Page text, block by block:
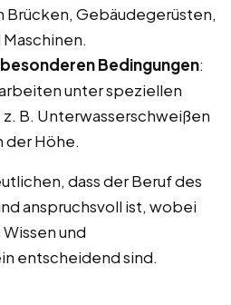
Brücken, Gebäudegerüsten,
Bedingungen:
unter speziellen
B. Unterwasserschweißen
der Höhe.
dass der Beruf des
anspruchsvoll ist, wobei
und
entscheidend sind.